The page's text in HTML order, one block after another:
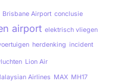
Brisbane Airport conclusie
airport elektrisch vliegen
herdenking incident
Lion Air
Airlines MAX MH17